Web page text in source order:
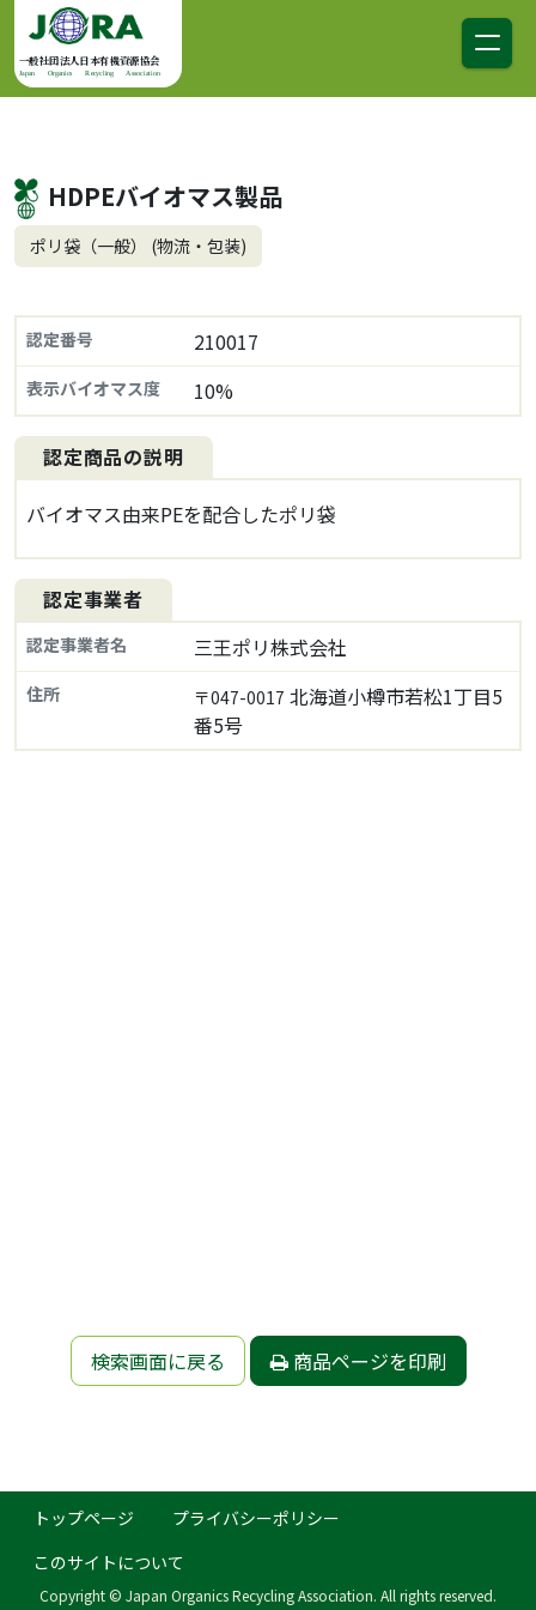
コンテンツへスキップ
メインナビゲーション
一般社団法人日本有機資源協会
Japan Organics Recycling Association
HDPEバイオマス製品
ポリ袋（一般） (物流・包装)
認定番号 210017
表示バイオマス度 10%
認定商品の説明
バイオマス由来PEを配合したポリ袋
認定事業者
認定事業者名 三王ポリ株式会社
住所 〒047-0017 北海道小樽市若松1丁目5
番5号
検索画面に戻る 商品ページを印刷
トップページ
プライバシーポリシー
このサイトについて
Copyright © Japan Organics Recycling Association. All rights reserved.